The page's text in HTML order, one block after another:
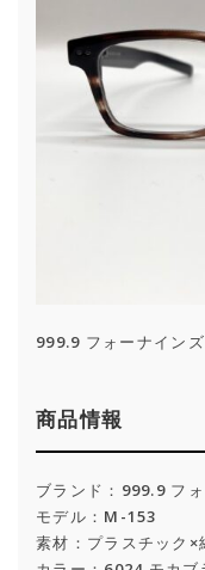
999.9 フォーナイン
商品情報
ブランド：999.9 フ
モデル：M-153
素材：プラスチック